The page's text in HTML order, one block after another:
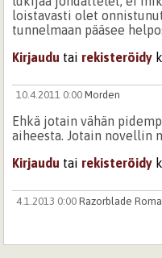
loistavasti olet
tunnelmaan pääsee
Kirjaudu tai rekisteröidy
10.4.2011 0:00 Morden
Ehkä jotain vähän
aiheesta. Jotain novellin
Kirjaudu tai rekisteröidy
4.1.2013 0:00 Razorblade